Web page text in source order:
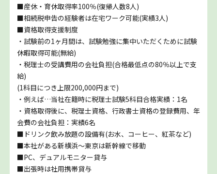
■産休・育休取得率100％(復帰人数8人)
■相続税申告の経験者は在宅ワーク可能(実績3人)
■資格取得支援制度
・試験前の1ヶ月間は、試験勉強に集中いただくために試験
休暇取得可能(無給)
・税理士の受講費用の会社負担(合格最低点の80％以上で支
給)
(1科目につき上限200,000円まで)
・例えば…当社在籍時に税理士試験5科目合格実績：1名
・資格取得後に、税理士資格、行政書士資格の登録費用、年
会費の会社負担：実績6名
■ドリンク飲み放題の設備有(お水、コーヒー、紅茶など)
■本社がある新横浜～東京は新幹線で移動
■PC、デュアルモニター貸与
■出張時は社用携帯貸与